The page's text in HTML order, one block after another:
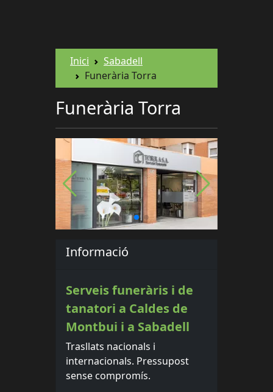
Inici
Sabadell
Funerària Torra
Funerària Torra
Informació
Serveis funeràris i de
tanatori a Caldes de
Montbui i a Sabadell
Trasllats nacionals i
internacionals. Pressupost
sense compromís.